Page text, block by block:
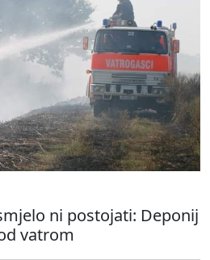
ni postojati: Deponij
vatrom